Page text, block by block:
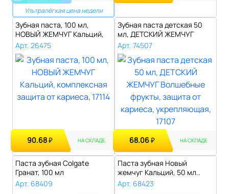
Ультралёгкая цена недели
Зубная паста, 100 мл,
НОВЫЙ ЖЕМЧУГ Кальций,
комплексная..
Арт. 26475
90.68₽ НА СКЛАДЕ
Зубная паста детская 50
мл, ДЕТСКИЙ ЖЕМЧУГ
Волшебные фр..
Арт. 74507
68.06₽ НА СКЛАДЕ
Паста зубная Colgate
Гранат, 100 мл
Арт. 68409
Паста зубная Новый
жемчуг Кальций, 50 мл..
Арт. 68423